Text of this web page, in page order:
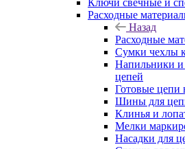
Ключи свечные и
Расходные
Назад
Расходные
Сумки чехлы
Напильники и
цепей
Готовые цепи
Шины для
Клинья и
Мелки
Насадки для